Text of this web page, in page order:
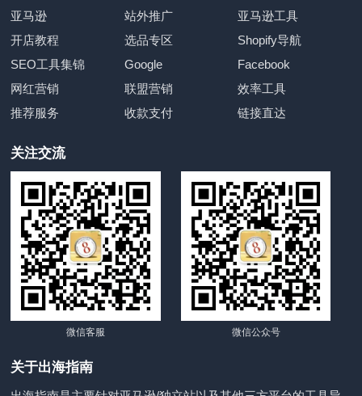
亚马逊
站外推广
亚马逊工具
开店教程
选品专区
Shopify导航
SEO工具集锦
Google
Facebook
网红营销
联盟营销
效率工具
推荐服务
收款支付 链接直达
关注交流
微信客服 微信公众号
关于出海指南